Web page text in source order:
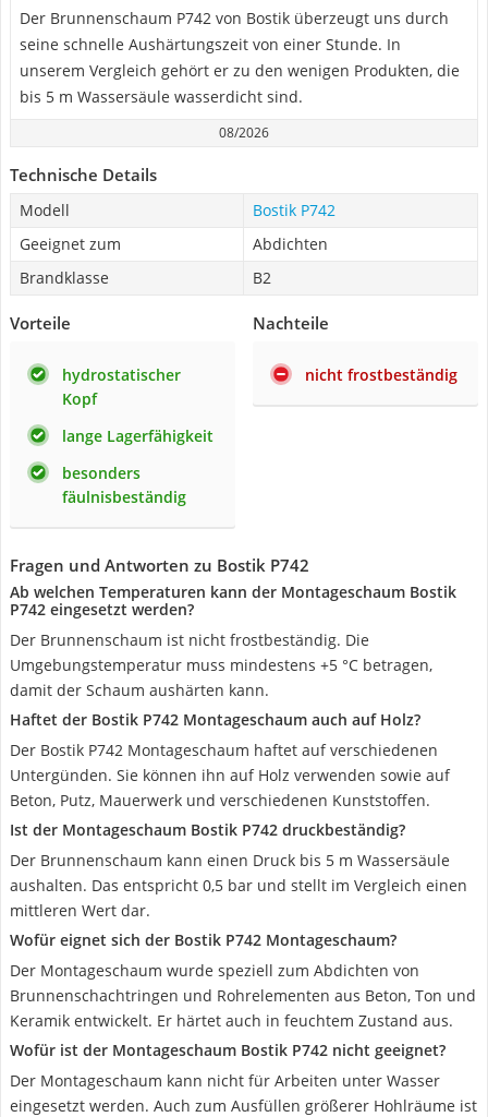
Der Brunnenschaum P742 von Bostik überzeugt uns durch
seine schnelle Aushärtungszeit von einer Stunde. In
unserem Vergleich gehört er zu den wenigen Produkten, die
bis 5 m Wassersäule wasserdicht sind.
08/2026
Technische Details
Modell
Bostik P742
Geeignet zum
Abdichten
Brandklasse
B2
Vorteile
hydrostatischer
Kopf
lange Lagerfähigkeit
besonders
fäulnisbeständig
Nachteile
nicht frostbeständig
Fragen und Antworten zu Bostik P742
Ab welchen Temperaturen kann der Montageschaum Bostik
P742 eingesetzt werden?
Der Brunnenschaum ist nicht frostbeständig. Die
Umgebungstemperatur muss mindestens +5 °C betragen,
damit der Schaum aushärten kann.
Haftet der Bostik P742 Montageschaum auch auf Holz?
Der Bostik P742 Montageschaum haftet auf verschiedenen
Untergünden. Sie können ihn auf Holz verwenden sowie auf
Beton, Putz, Mauerwerk und verschiedenen Kunststoffen.
Ist der Montageschaum Bostik P742 druckbeständig?
Der Brunnenschaum kann einen Druck bis 5 m Wassersäule
aushalten. Das entspricht 0,5 bar und stellt im Vergleich einen
mittleren Wert dar.
Wofür eignet sich der Bostik P742 Montageschaum?
Der Montageschaum wurde speziell zum Abdichten von
Brunnenschachtringen und Rohrelementen aus Beton, Ton und
Keramik entwickelt. Er härtet auch in feuchtem Zustand aus.
Wofür ist der Montageschaum Bostik P742 nicht geeignet?
Der Montageschaum kann nicht für Arbeiten unter Wasser
eingesetzt werden. Auch zum Ausfüllen größerer Hohlräume ist